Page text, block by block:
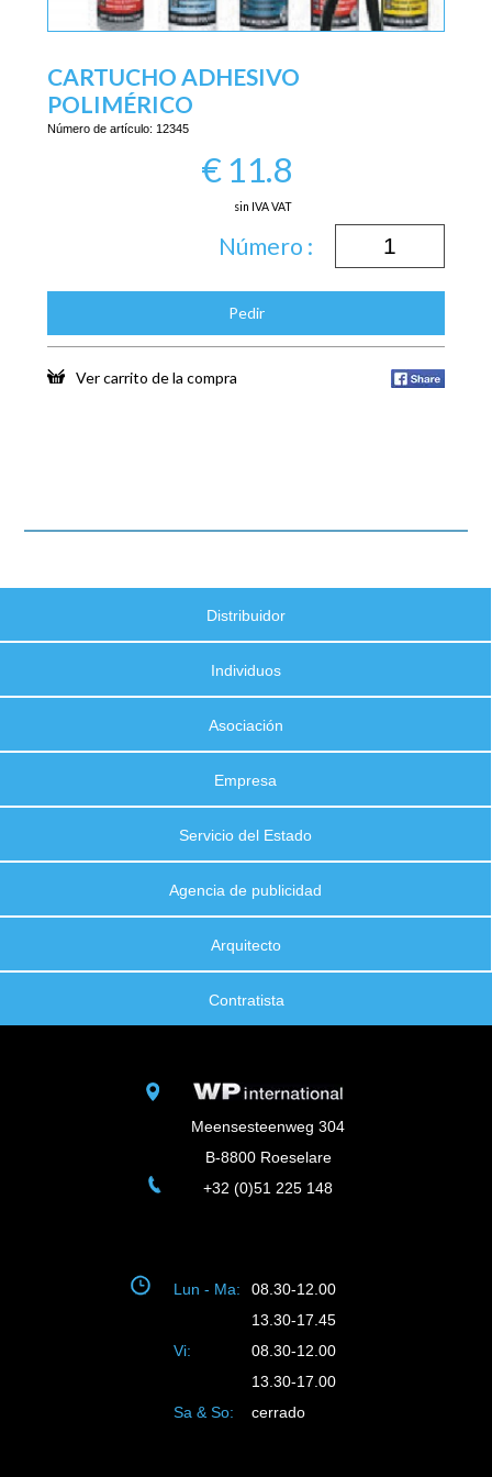
CARTUCHO ADHESIVO
POLIMÉRICO
Número de artículo: 12345
€ 11.8
sin IVA VAT
Número :
Pedir
Ver carrito de la compra
Distribuidor
Individuos
Asociación
Empresa
Servicio del Estado
Agencia de publicidad
Arquitecto
Contratista
Meensesteenweg 304
B-8800 Roeselare
+32 (0)51 225 148
Lun - Ma:
08.30-12.00
13.30-17.45
Vi:
08.30-12.00
13.30-17.00
Sa & So:
cerrado